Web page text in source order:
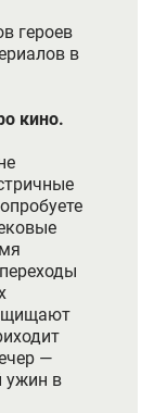
героев
в
кино.
—
ужин в